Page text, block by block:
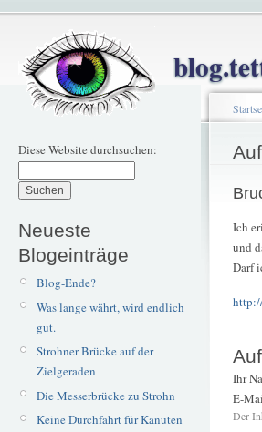
Diese Website durchsuchen:
Neueste
Blogeinträge
Blog-Ende?
Was lange währt, wird endlich
gut.
Strohner Brücke auf der
Zielgeraden
Die Messerbrücke zu Strohn
Keine Durchfahrt für Kanuten
Ich
und
Darf
Ihr
E-
Der